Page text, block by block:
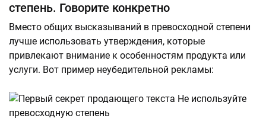
степень. Говорите конкретно
Вместо общих высказываний в превосходной степени
лучше использовать утверждения, которые
привлекают внимание к особенностям продукта или
услуги. Вот пример неубедительной рекламы: